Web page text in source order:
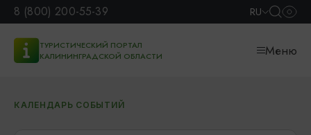
8 (800) 200-55-39 RU
ТУРИСТИЧЕСКИЙ ПОРТАЛ
КАЛИНИНГРАДСКОЙ ОБЛАСТИ
Меню
КАЛЕНДАРЬ СОБЫТИЙ